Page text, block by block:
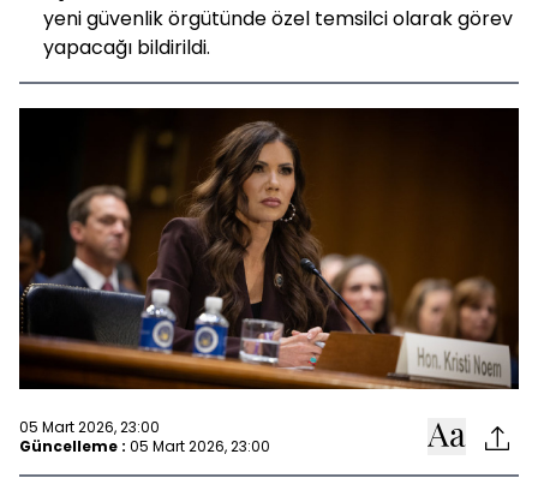
yeni güvenlik örgütünde özel temsilci olarak görev
yapacağı bildirildi.
05 Mart 2026, 23:00
Güncelleme : 05 Mart 2026, 23:00